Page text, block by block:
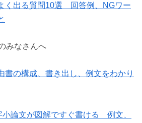
く出る質問10選 回答例、NGワー
みなさんへ
書の構成、書き出し、例文をわかり
小論文が図解ですぐ書ける 例文、